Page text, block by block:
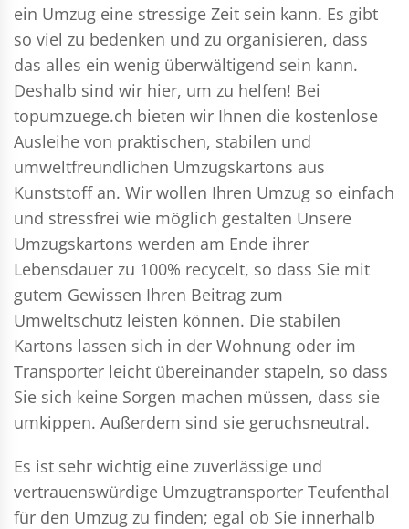
ein Umzug eine stressige Zeit sein kann. Es gibt
so viel zu bedenken und zu organisieren, dass
das alles ein wenig überwältigend sein kann.
Deshalb sind wir hier, um zu helfen! Bei
topumzuege.ch bieten wir Ihnen die kostenlose
Ausleihe von praktischen, stabilen und
umweltfreundlichen Umzugskartons aus
Kunststoff an. Wir wollen Ihren Umzug so einfach
und stressfrei wie möglich gestalten Unsere
Umzugskartons werden am Ende ihrer
Lebensdauer zu 100% recycelt, so dass Sie mit
gutem Gewissen Ihren Beitrag zum
Umweltschutz leisten können. Die stabilen
Kartons lassen sich in der Wohnung oder im
Transporter leicht übereinander stapeln, so dass
Sie sich keine Sorgen machen müssen, dass sie
umkippen. Außerdem sind sie geruchsneutral.
Es ist sehr wichtig eine zuverlässige und
vertrauenswürdige Umzugtransporter Teufenthal
für den Umzug zu finden; egal ob Sie innerhalb